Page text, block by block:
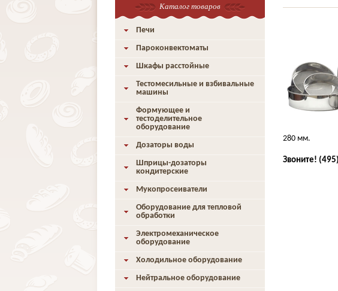
280 мм.
Звоните!
Каталог товаров
Печи
Пароконвектоматы
Шкафы расстойные
Тестомесильные и взбивальные
машины
Формующее и
тестоделительное
оборудование
Дозаторы воды
Шприцы-дозаторы
кондитерские
Мукопросеиватели
Оборудование для тепловой
обработки
Электромеханическое
оборудование
Холодильное оборудование
Нейтральное оборудование